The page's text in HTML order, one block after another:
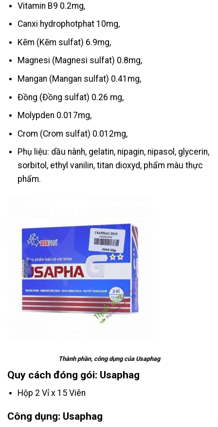
Vitamin B9 0.2mg,
Canxi hydrophotphat 10mg,
Kẽm (Kẽm sulfat) 6.9mg,
Magnesi (Magnesi sulfat) 0.8mg,
Mangan (Mangan sulfat) 0.41mg,
Đồng (Đồng sulfat) 0.26 mg,
Molypden 0.017mg,
Crom (Crom sulfat) 0.012mg,
Phụ liệu: dầu nành, gelatin, nipagin, nipasol, glycerin,
sorbitol, ethyl vanilin, titan dioxyd, phẩm màu thực
phẩm.
Thành phần, công dụng của Usaphag
Quy cách đóng gói: Usaphag
Hộp 2 Vỉ x 15 Viên
Công dụng: Usaphag